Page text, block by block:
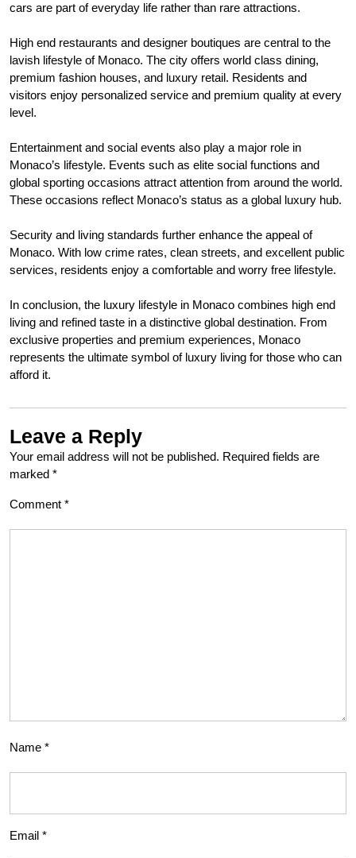
cars are part of everyday life rather than rare attractions.
High end restaurants and designer boutiques are central to the
lavish lifestyle of Monaco. The city offers world class dining,
premium fashion houses, and luxury retail. Residents and
visitors enjoy personalized service and premium quality at every
level.
Entertainment and social events also play a major role in
Monaco’s lifestyle. Events such as elite social functions and
global sporting occasions attract attention from around the world.
These occasions reflect Monaco’s status as a global luxury hub.
Security and living standards further enhance the appeal of
Monaco. With low crime rates, clean streets, and excellent public
services, residents enjoy a comfortable and worry free lifestyle.
In conclusion, the luxury lifestyle in Monaco combines high end
living and refined taste in a distinctive global destination. From
exclusive properties and premium experiences, Monaco
represents the ultimate symbol of luxury living for those who can
afford it.
Leave a Reply
Your email address will not be published. Required fields are
marked *
Comment *
Name *
Email *